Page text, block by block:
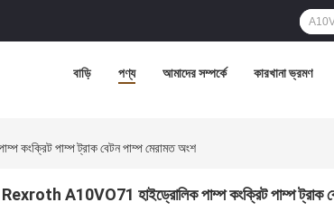
বাড়ি পণ্য আমাদের সম্পর্কে কারখানা ভ্রমণ
পাম্প ট্রাক বেটন পাম্প মেরামত অংশ
Rexroth A10VO71 হাইড্রোলিক পাম্প কংক্রিট পাম্প ট্রাক